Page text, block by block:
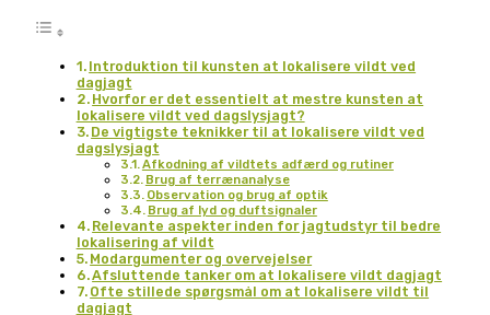
Introduktion til kunsten at lokalisere vildt ved
dagjagt
Hvorfor er det essentielt at mestre kunsten at
lokalisere vildt ved dagslysjagt?
De vigtigste teknikker til at lokalisere vildt ved
dagslysjagt
Afkodning af vildtets adfærd og rutiner
Brug af terrænanalyse
Observation og brug af optik
Brug af lyd og duftsignaler
Relevante aspekter inden for jagtudstyr til bedre
lokalisering af vildt
Modargumenter og overvejelser
Afsluttende tanker om at lokalisere vildt dagjagt
Ofte stillede spørgsmål om at lokalisere vildt til
dagjagt